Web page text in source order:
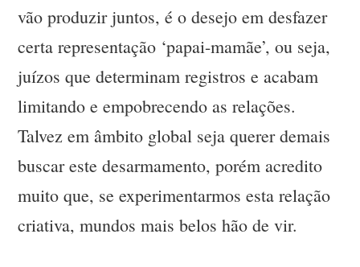
vão produzir juntos, é o desejo em desfazer
certa representação ‘papai-mamãe’, ou seja,
juízos que determinam registros e acabam
limitando e empobrecendo as relações.
Talvez em âmbito global seja querer demais
buscar este desarmamento, porém acredito
muito que, se experimentarmos esta relação
criativa, mundos mais belos hão de vir.